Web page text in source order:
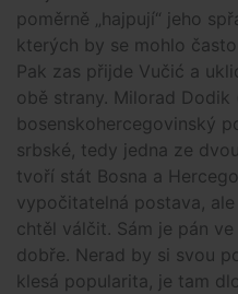
poměrně „hajpují“ jeho
kterých by se mohlo
Pak zas přijde Vučić a
obě strany. Milorad Dodik
bosenskohercegovinský
srbské, tedy jedna ze
tvoří stát Bosna a
vypočitatelná postava,
chtěl válčit. Sám je pán ve
dobře. Nerad by si svou
klesá popularita, je tam